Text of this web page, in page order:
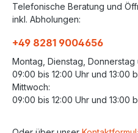
Telefonische Beratung und
inkl. Abholungen:
+49 8281 9004656
Montag, Dienstag, Donnerstag
09:00 bis 12:00 Uhr und 13:00
Mittwoch:
09:00 bis 12:00 Uhr und 13:00